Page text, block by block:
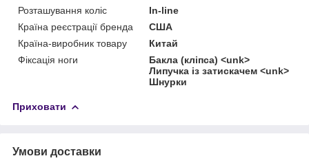
Розташування коліс
In-line
Країна реєстрації бренда
США
Країна-виробник товару
Китай
Фіксація ноги
Бакла (кліпса) <unk>
Липучка із затискачем <unk>
Шнурки
Приховати
Умови доставки